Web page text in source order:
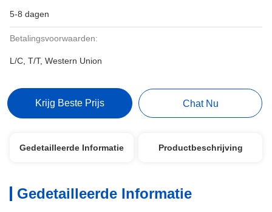
5-8 dagen
Betalingsvoorwaarden:
L/C, T/T, Western Union
Krijg Beste Prijs Chat Nu
Gedetailleerde Informatie Productbeschrijving
Gedetailleerde Informatie